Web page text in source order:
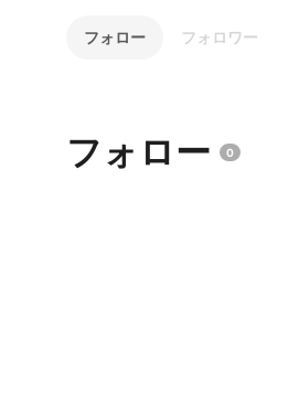
フォロー フォロワー
フォロー 0